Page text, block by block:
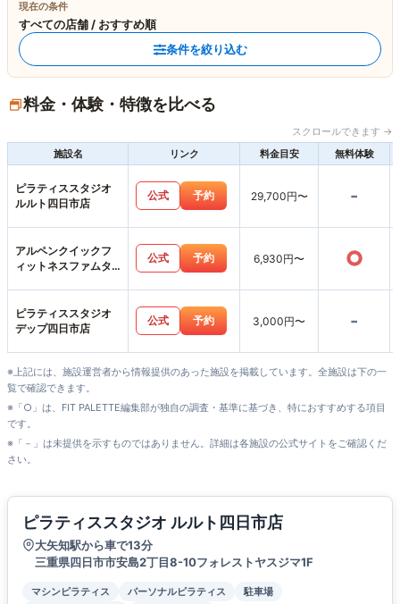
現在の条件
すべての店舗 / おすすめ順
条件を絞り込む
料金・体験・特徴を比べる
スクロールできます →
施設名
リンク 料金目安 無料体験
ピラティススタジオ
ルルト四日市店
公式 予約 29,700円〜 -
アルペンクイックフ
ィットネスファムタ
公式 予約 6,930円〜 ○
ピラティススタジオ
デップ四日市店
公式 予約 3,000円〜 -
※上記には、施設運営者から情報提供のあった施設を掲載しています。全施設は下の一
覧で確認できます。
※「○」は、FIT PALETTE編集部が独自の調査・基準に基づき、特におすすめする項目
です。
※「－」は未提供を示すものではありません。詳細は各施設の公式サイトをご確認くだ
さい。
ピラティススタジオ ルルト四日市店
大矢知駅から車で13分
三重県四日市市安島2丁目8-10フォレストヤスジマ1F
マシンピラティス パーソナルピラティス
駐車場